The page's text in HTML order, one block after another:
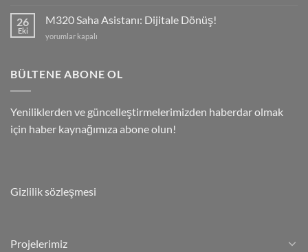
Ne
İşe
Yarar?
26
Eki
M320 Saha Asistanı: Dijitale Dönüş!
M320
Dijitale
yorumlar kapalı
BÜLTENE ABONE OL
Yeniliklerden ve güncelleştirmelerimizden haberdar olmak
için haber kaynağımıza abone olun!
Gizlilik sözleşmesi
Projelerimiz